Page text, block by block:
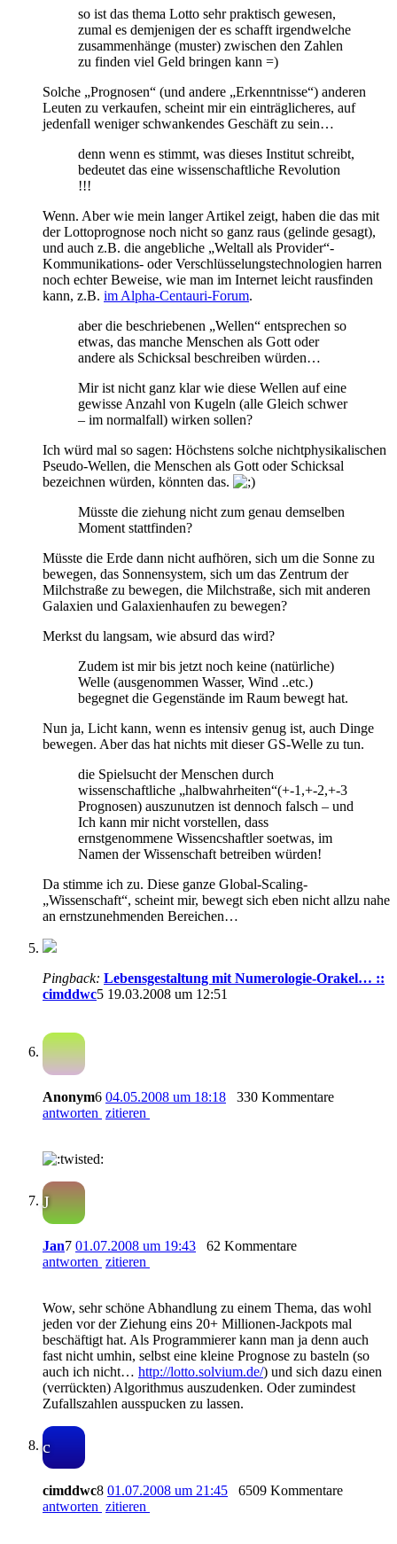
so ist das thema Lotto sehr praktisch gewesen,
zumal es demjenigen der es schafft irgendwelche
zusammenhänge (muster) zwischen den Zahlen
zu finden viel Geld bringen kann =)
Solche „Prognosen“ (und andere „Erkenntnisse“) anderen
Leuten zu verkaufen, scheint mir ein einträglicheres, auf
jedenfall weniger schwankendes Geschäft zu sein…
denn wenn es stimmt, was dieses Institut schreibt,
bedeutet das eine wissenschaftliche Revolution
!!!
Wenn. Aber wie mein langer Artikel zeigt, haben die das mit
der Lottoprognose noch nicht so ganz raus (gelinde gesagt),
und auch z.B. die angebliche „Weltall als Provider“-
Kommunikations- oder Verschlüsselungstechnologien harren
noch echter Beweise, wie man im Internet leicht rausfinden
kann, z.B. im Alpha-Centauri-Forum.
aber die beschriebenen „Wellen“ entsprechen so
etwas, das manche Menschen als Gott oder
andere als Schicksal beschreiben würden…
Mir ist nicht ganz klar wie diese Wellen auf eine
gewisse Anzahl von Kugeln (alle Gleich schwer
– im normalfall) wirken sollen?
Ich würd mal so sagen: Höchstens solche nichtphysikalischen
Pseudo-Wellen, die Menschen als Gott oder Schicksal
bezeichnen würden, könnten das.
Müsste die ziehung nicht zum genau demselben
Moment stattfinden?
Müsste die Erde dann nicht aufhören, sich um die Sonne zu
bewegen, das Sonnensystem, sich um das Zentrum der
Milchstraße zu bewegen, die Milchstraße, sich mit anderen
Galaxien und Galaxienhaufen zu bewegen?
Merkst du langsam, wie absurd das wird?
Zudem ist mir bis jetzt noch keine (natürliche)
Welle (ausgenommen Wasser, Wind ..etc.)
begegnet die Gegenstände im Raum bewegt hat.
Nun ja, Licht kann, wenn es intensiv genug ist, auch Dinge
bewegen. Aber das hat nichts mit dieser GS-Welle zu tun.
die Spielsucht der Menschen durch
wissenschaftliche „halbwahrheiten“(+-1,+-2,+-3
Prognosen) auszunutzen ist dennoch falsch – und
Ich kann mir nicht vorstellen, dass
ernstgenommene Wissencshaftler soetwas, im
Namen der Wissenschaft betreiben würden!
Da stimme ich zu. Diese ganze Global-Scaling-
„Wissenschaft“, scheint mir, bewegt sich eben nicht allzu nahe
an ernstzunehmenden Bereichen…
Pingback: Lebensgestaltung mit Numerologie-Orakel… ::
cimddwc5 19.03.2008 um 12:51
Anonym6 04.05.2008 um 18:18
330 Kommentare
antworten zitieren
J
Jan7 01.07.2008 um 19:43
62 Kommentare
antworten zitieren
Wow, sehr schöne Abhandlung zu einem Thema, das wohl
jeden vor der Ziehung eins 20+ Millionen-Jackpots mal
beschäftigt hat. Als Programmierer kann man ja denn auch
fast nicht umhin, selbst eine kleine Prognose zu basteln (so
auch ich nicht… http://lotto.solvium.de/) und sich dazu einen
(verrückten) Algorithmus auszudenken. Oder zumindest
Zufallszahlen ausspucken zu lassen.
c
cimddwc8 01.07.2008 um 21:45
6509 Kommentare
antworten zitieren